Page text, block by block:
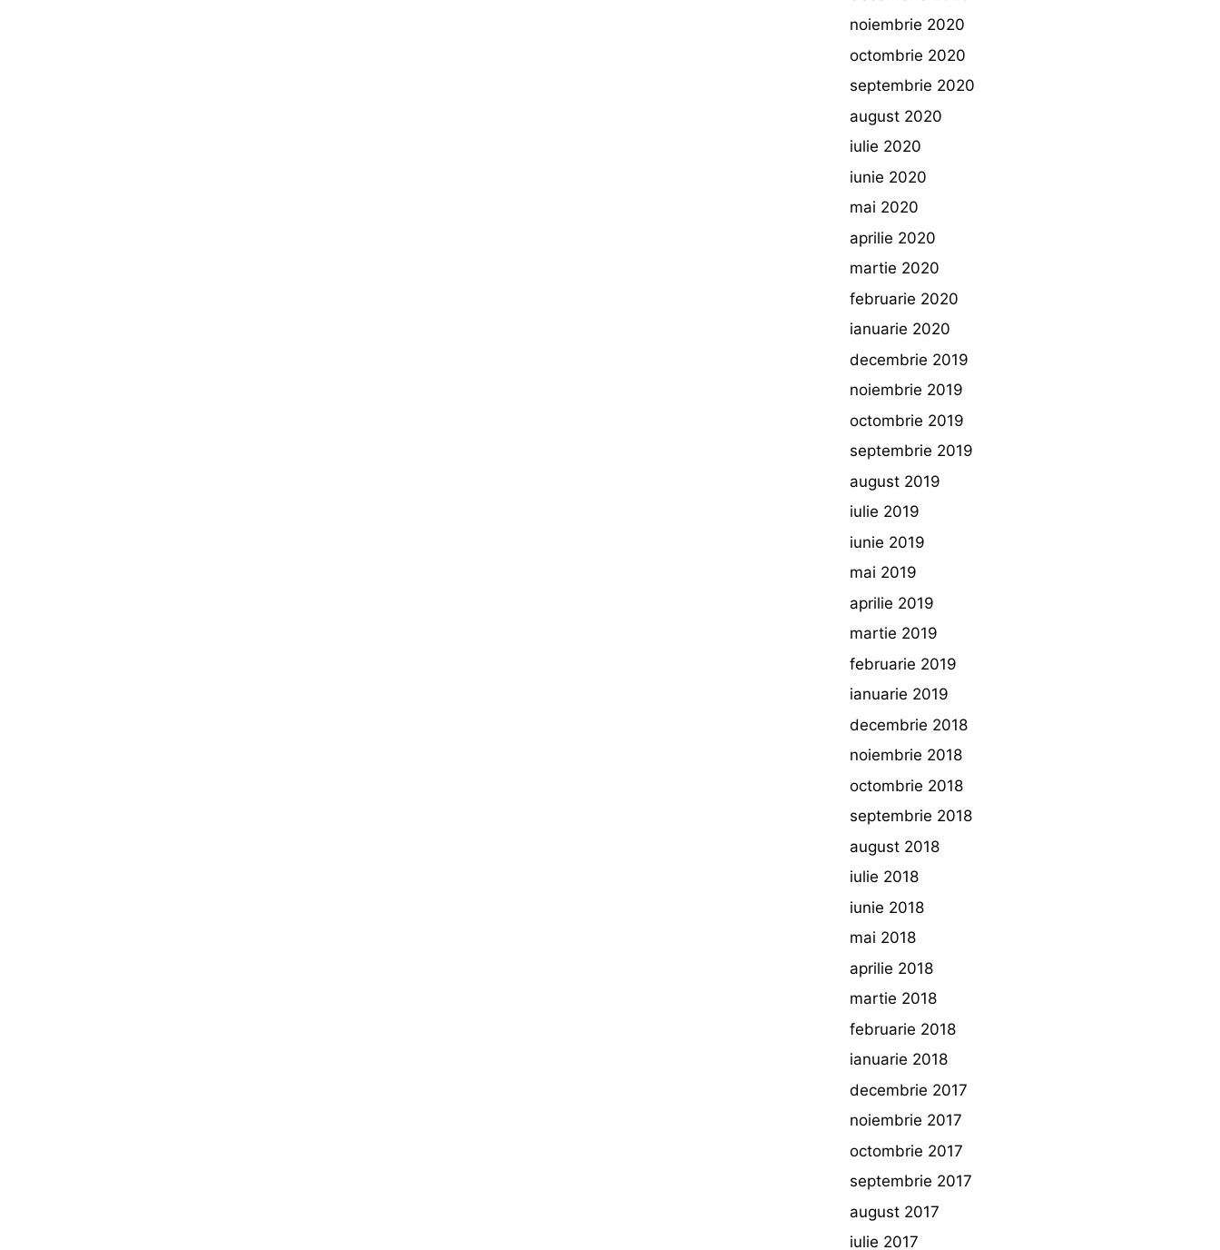
noiembrie 2020
octombrie 2020
septembrie 2020
august 2020
iulie 2020
iunie 2020
mai 2020
aprilie 2020
martie 2020
februarie 2020
ianuarie 2020
decembrie 2019
noiembrie 2019
octombrie 2019
septembrie 2019
august 2019
iulie 2019
iunie 2019
mai 2019
aprilie 2019
martie 2019
februarie 2019
ianuarie 2019
decembrie 2018
noiembrie 2018
octombrie 2018
septembrie 2018
august 2018
iulie 2018
iunie 2018
mai 2018
aprilie 2018
martie 2018
februarie 2018
ianuarie 2018
decembrie 2017
noiembrie 2017
octombrie 2017
septembrie 2017
august 2017
iulie 2017